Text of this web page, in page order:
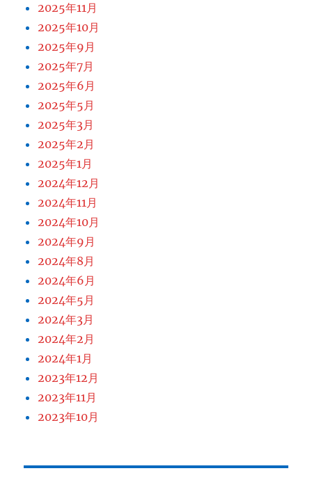
2025年11月
2025年10月
2025年9月
2025年7月
2025年6月
2025年5月
2025年3月
2025年2月
2025年1月
2024年12月
2024年11月
2024年10月
2024年9月
2024年8月
2024年6月
2024年5月
2024年3月
2024年2月
2024年1月
2023年12月
2023年11月
2023年10月